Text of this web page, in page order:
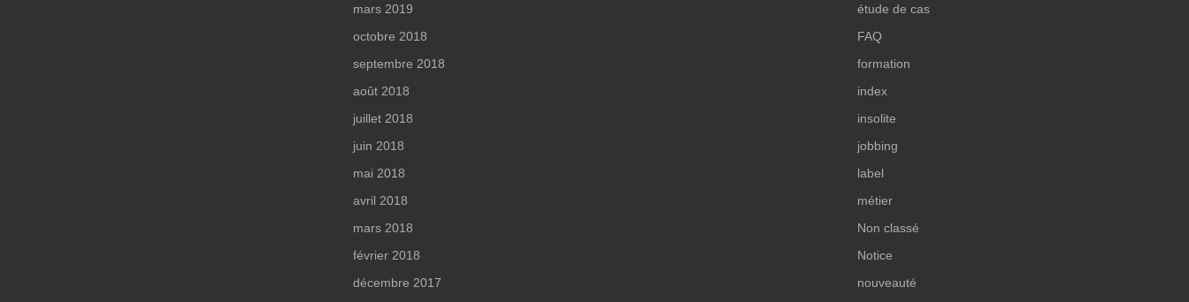
mars 2019
octobre 2018
septembre 2018
août 2018
juillet 2018
juin 2018
mai 2018
avril 2018
mars 2018
février 2018
décembre 2017
étude de cas
FAQ
formation
index
insolite
jobbing
label
métier
Non classé
Notice
nouveauté